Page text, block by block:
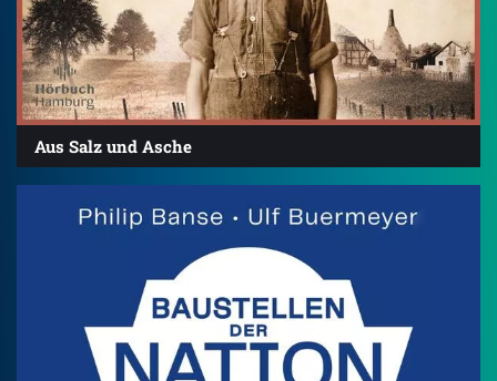
Aus Salz und Asche